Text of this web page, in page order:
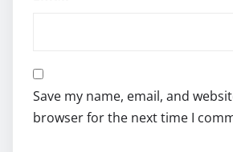
Save my name, email, and
browser for the next time I